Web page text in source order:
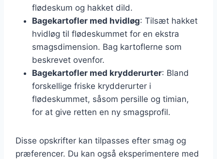
flødeskum og hakket dild.
Bagekartofler med hvidløg: Tilsæt hakket
hvidløg til flødeskummet for en ekstra
smagsdimension. Bag kartoflerne som
beskrevet ovenfor.
Bagekartofler med krydderurter: Bland
forskellige friske krydderurter i
flødeskummet, såsom persille og timian,
for at give retten en ny smagsprofil.
Disse opskrifter kan tilpasses efter smag og
præferencer. Du kan også eksperimentere med